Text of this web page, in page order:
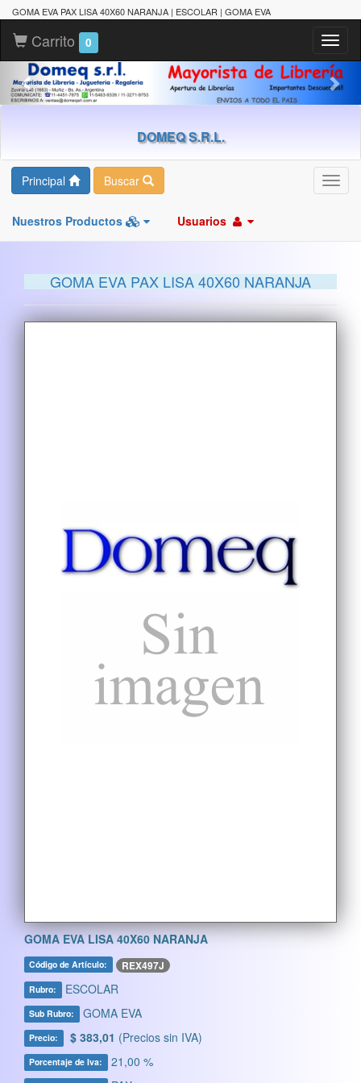
GOMA EVA PAX LISA 40X60 NARANJA | ESCOLAR | GOMA EVA
Carrito 0
DOMEQ S.R.L.
Principal Buscar
Nuestros Productos Usuarios
GOMA EVA PAX LISA 40X60 NARANJA
GOMA EVA LISA 40X60 NARANJA
Código de Artículo: REX497J
Rubro: ESCOLAR
Sub Rubro: GOMA EVA
Precio: $ 383,01 (Precios sin IVA)
Porcentaje de Iva: 21,00 %